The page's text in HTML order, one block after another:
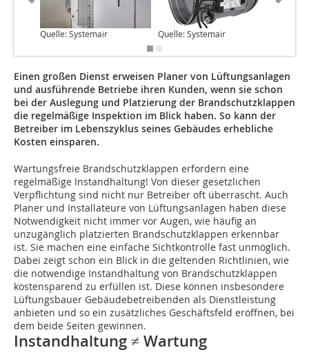
Quelle: Systemair Quelle: Systemair
Einen großen Dienst erweisen Planer von Lüftungsanlagen
und ausführende Betriebe ihren Kunden, wenn sie schon
bei der Auslegung und Platzierung der Brandschutzklappen
die regelmäßige Inspektion im Blick haben. So kann der
Betreiber im Lebenszyklus seines Gebäudes erhebliche
Kosten einsparen.
Wartungsfreie Brandschutzklappen erfordern eine
regelmäßige Instandhaltung! Von dieser gesetzlichen
Verpflichtung sind nicht nur Betreiber oft überrascht. Auch
Planer und Installateure von Lüftungsanlagen haben diese
Notwendigkeit nicht immer vor Augen, wie häufig an
unzugänglich platzierten Brandschutzklappen erkennbar
ist. Sie machen eine einfache Sichtkontrolle fast unmöglich.
Dabei zeigt schon ein Blick in die geltenden Richtlinien, wie
die notwendige Instandhaltung von Brandschutzklappen
kostensparend zu erfüllen ist. Diese können insbesondere
Lüftungsbauer Gebäudebetreibenden als Dienstleistung
anbieten und so ein zusätzliches Geschäftsfeld eröffnen, bei
dem beide Seiten gewinnen.
Instandhaltung ≠ Wartung